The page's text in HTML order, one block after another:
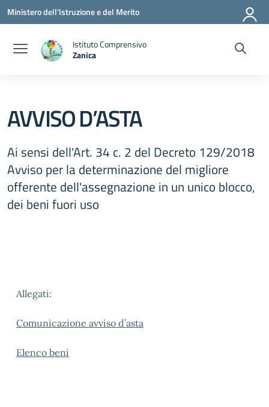
Vai ai contenuti
Vai al menu di navigazione
Vai al footer
Ministero dell'Istruzione e del Merito
Istituto Comprensivo
Zanica
AVVISO D’ASTA
Ai sensi dell'Art. 34 c. 2 del Decreto 129/2018
Avviso per la determinazione del migliore
offerente dell'assegnazione in un unico blocco,
dei beni fuori uso
Allegati:
Comunicazione avviso d’asta
Elenco beni